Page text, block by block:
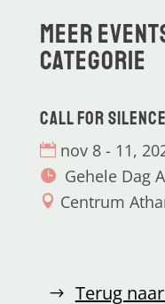
Meer
categorie
CALL for
nov 8 - 11,
Gehele Dag
Centrum
Terug